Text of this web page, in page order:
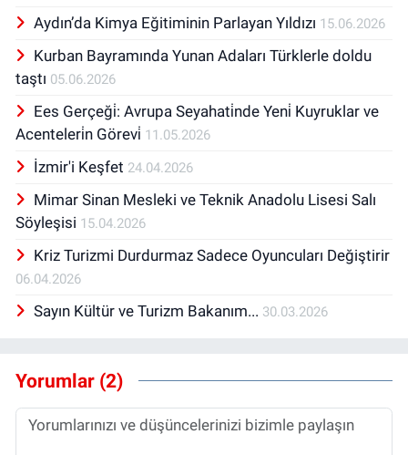
Aydın’da Kimya Eğitiminin Parlayan Yıldızı 15.06.2026
Kurban Bayramında Yunan Adaları Türklerle doldu
taştı 05.06.2026
Ees Gerçeği̇: Avrupa Seyahati̇nde Yeni̇ Kuyruklar ve
Acenteleri̇n Görevi̇ 11.05.2026
İzmir'i Keşfet 24.04.2026
Mimar Sinan Mesleki ve Teknik Anadolu Lisesi Salı
Söyleşisi 15.04.2026
Kriz Turizmi Durdurmaz Sadece Oyuncuları Değiştirir
06.04.2026
Sayın Kültür ve Turizm Bakanım... 30.03.2026
Yorumlar (2)